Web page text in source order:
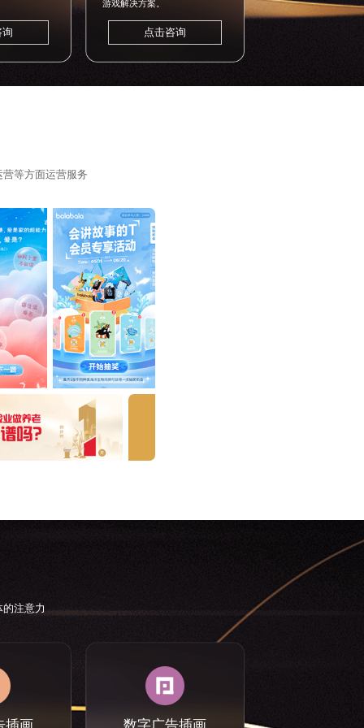
询
游戏解决方案。
点击咨询
等方面运营服务
注意力